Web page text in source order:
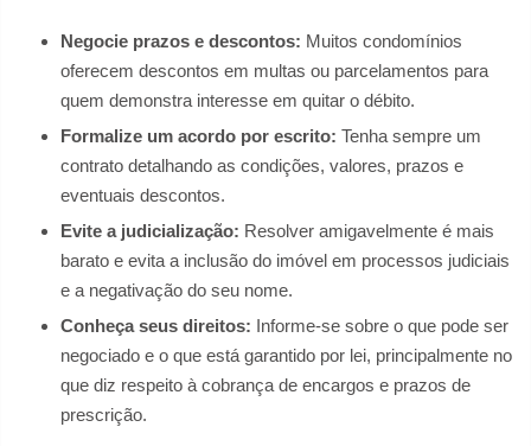
Negocie prazos e descontos: Muitos condomínios
oferecem descontos em multas ou parcelamentos para
quem demonstra interesse em quitar o débito.
Formalize um acordo por escrito: Tenha sempre um
contrato detalhando as condições, valores, prazos e
eventuais descontos.
Evite a judicialização: Resolver amigavelmente é mais
barato e evita a inclusão do imóvel em processos judiciais
e a negativação do seu nome.
Conheça seus direitos: Informe-se sobre o que pode ser
negociado e o que está garantido por lei, principalmente no
que diz respeito à cobrança de encargos e prazos de
prescrição.